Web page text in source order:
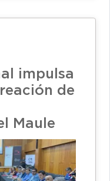
impulsa
de
Maule